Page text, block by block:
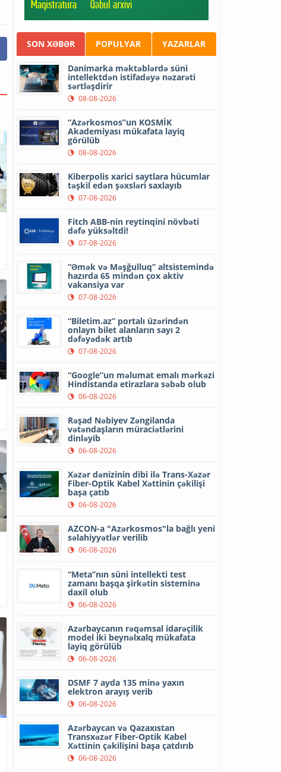
SON XƏBƏR POPULYAR YAZARLAR
Danimarka məktəblərdə süni
intellektdən istifadəyə nəzarəti
sərtləşdirir
08-08-2026
“Azərkosmos”un KOSMİK
Akademiyası mükafata layiq
görülüb
08-08-2026
Kiberpolis xarici saytlara hücumlar
təşkil edən şəxsləri saxlayıb
07-08-2026
Fitch ABB-nin reytinqini növbəti
dəfə yüksəltdi!
07-08-2026
“Əmək və Məşğulluq” altsistemində
hazırda 65 mindən çox aktiv
vakansiya var
07-08-2026
“Biletim.az” portalı üzərindən
onlayn bilet alanların sayı 2
dəfəyədək artıb
07-08-2026
“Google”un məlumat emalı mərkəzi
Hindistanda etirazlara səbəb olub
06-08-2026
Rəşad Nəbiyev Zəngilanda
vətəndaşların müraciətlərini
dinləyib
06-08-2026
Xəzər dənizinin dibi ilə Trans-Xəzər
Fiber-Optik Kabel Xəttinin çəkilişi
başa çatıb
06-08-2026
AZCON-a "Azərkosmos"la bağlı yeni
səlahiyyətlər verilib
06-08-2026
“Meta”nın süni intellekti test
zamanı başqa şirkətin sisteminə
daxil olub
06-08-2026
Azərbaycanın rəqəmsal idarəçilik
model iki beynəlxalq mükafata
layiq görülüb
06-08-2026
DSMF 7 ayda 135 minə yaxın
elektron arayış verib
06-08-2026
Azərbaycan və Qazaxıstan
Transxəzər Fiber-Optik Kabel
Xəttinin çəkilişini başa çatdırıb
06-08-2026